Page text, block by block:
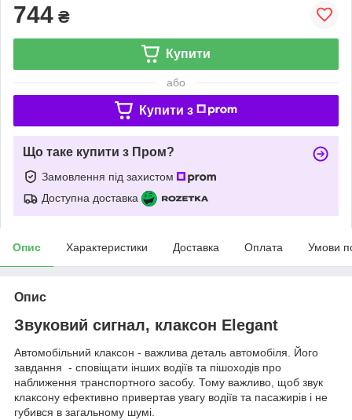
744 ₴
Купити
або
Купити з
Що таке купити з Пром?
Замовлення під захистом
Доступна доставка
Опис Характеристики Доставка Оплата Умови
Опис
Звуковий сигнал, клаксон Elegant
Автомобільний клаксон - важлива деталь автомобіля. Його
завдання - сповіщати інших водіїв та пішоходів про
наближення транспортного засобу. Тому важливо, щоб звук
клаксону ефективно привертав увагу водіїв та пасажирів і не
губився в загальному шумі.